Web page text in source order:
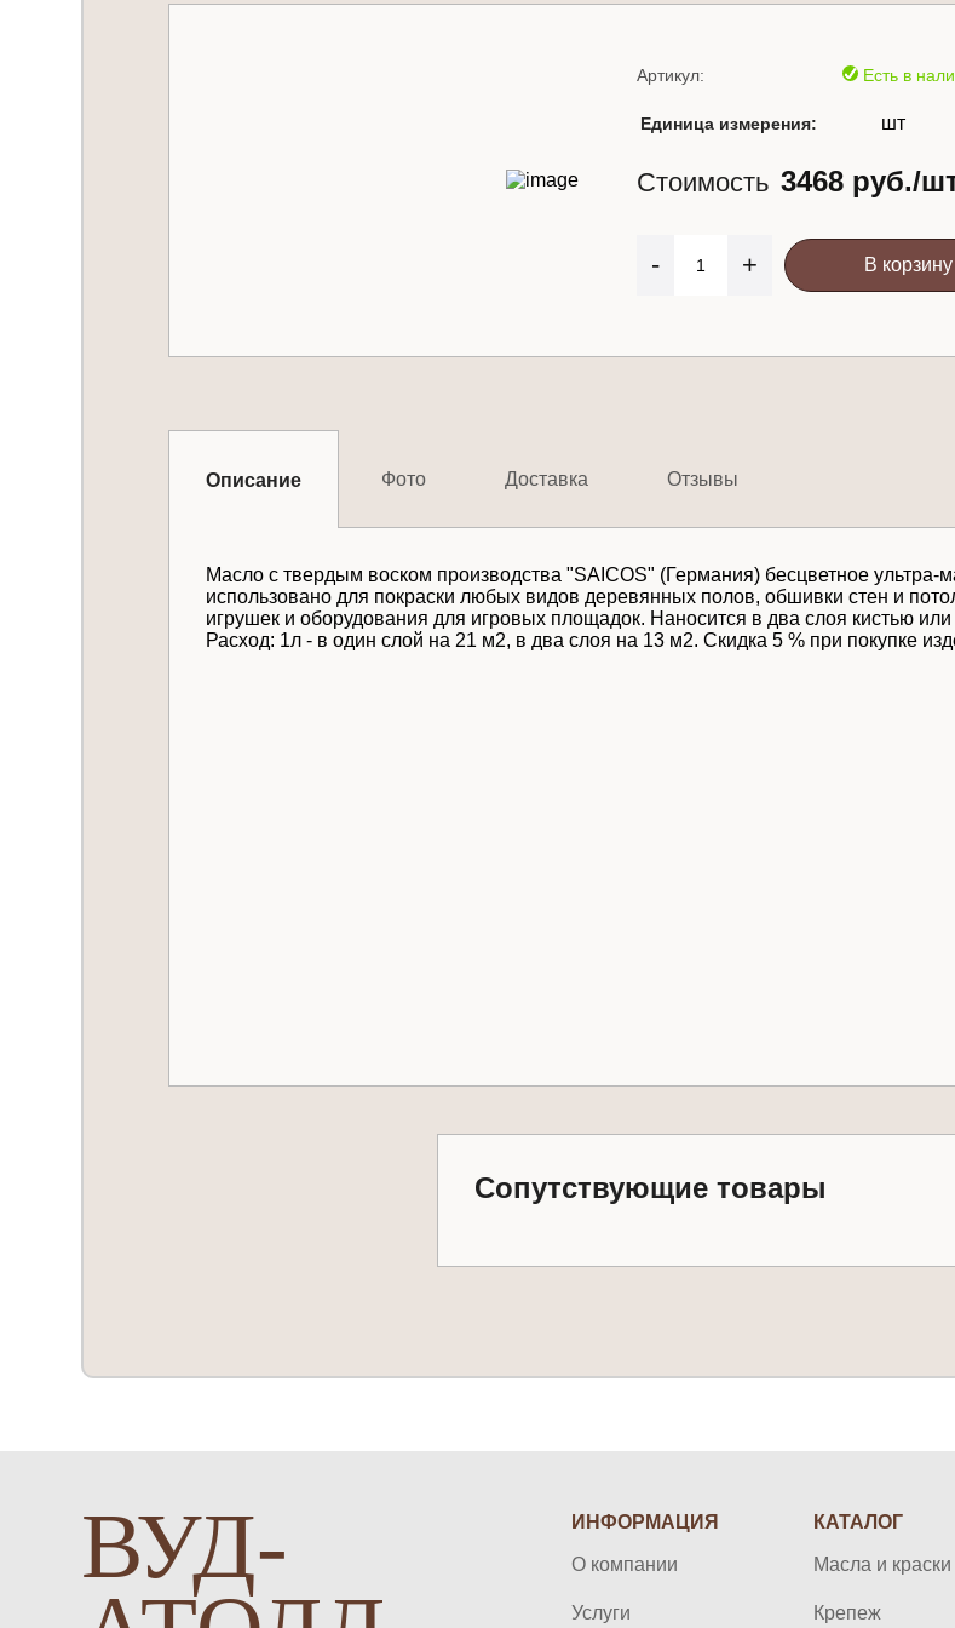
Артикул: Есть в
Единица измерения: шт
Стоимость 3468 руб./
- + В корзину
Описание Фото Доставка Отзывы
Масло с твердым воском производства "SAICOS" (Германия) бесцветное ультра-
использовано для покраски любых видов деревянных полов, обшивки стен и
игрушек и оборудования для игровых площадок. Наносится в два слоя кистью
Расход: 1л - в один слой на 21 м2, в два слоя на 13 м2. Скидка 5 % при покупке
Сопутствующие товары
ВУД-
ИНФОРМАЦИЯ
О компании
Услуги
КАТАЛОГ
Масла и краски
Крепеж